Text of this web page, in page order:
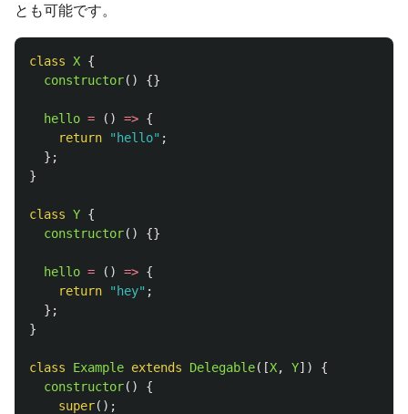
とも可能です。
class X {
constructor() {}
hello = () => {
return
" hello" ;
};
}
class Y {
constructor() {}
hello = () => {
return
" hey" ;
};
}
class Example extends Delegable([X, Y])
{
constructor()
{
super();